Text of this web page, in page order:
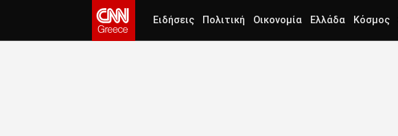
Ειδήσεις Πολιτική Οικονομία Ελλάδα Κόσμος